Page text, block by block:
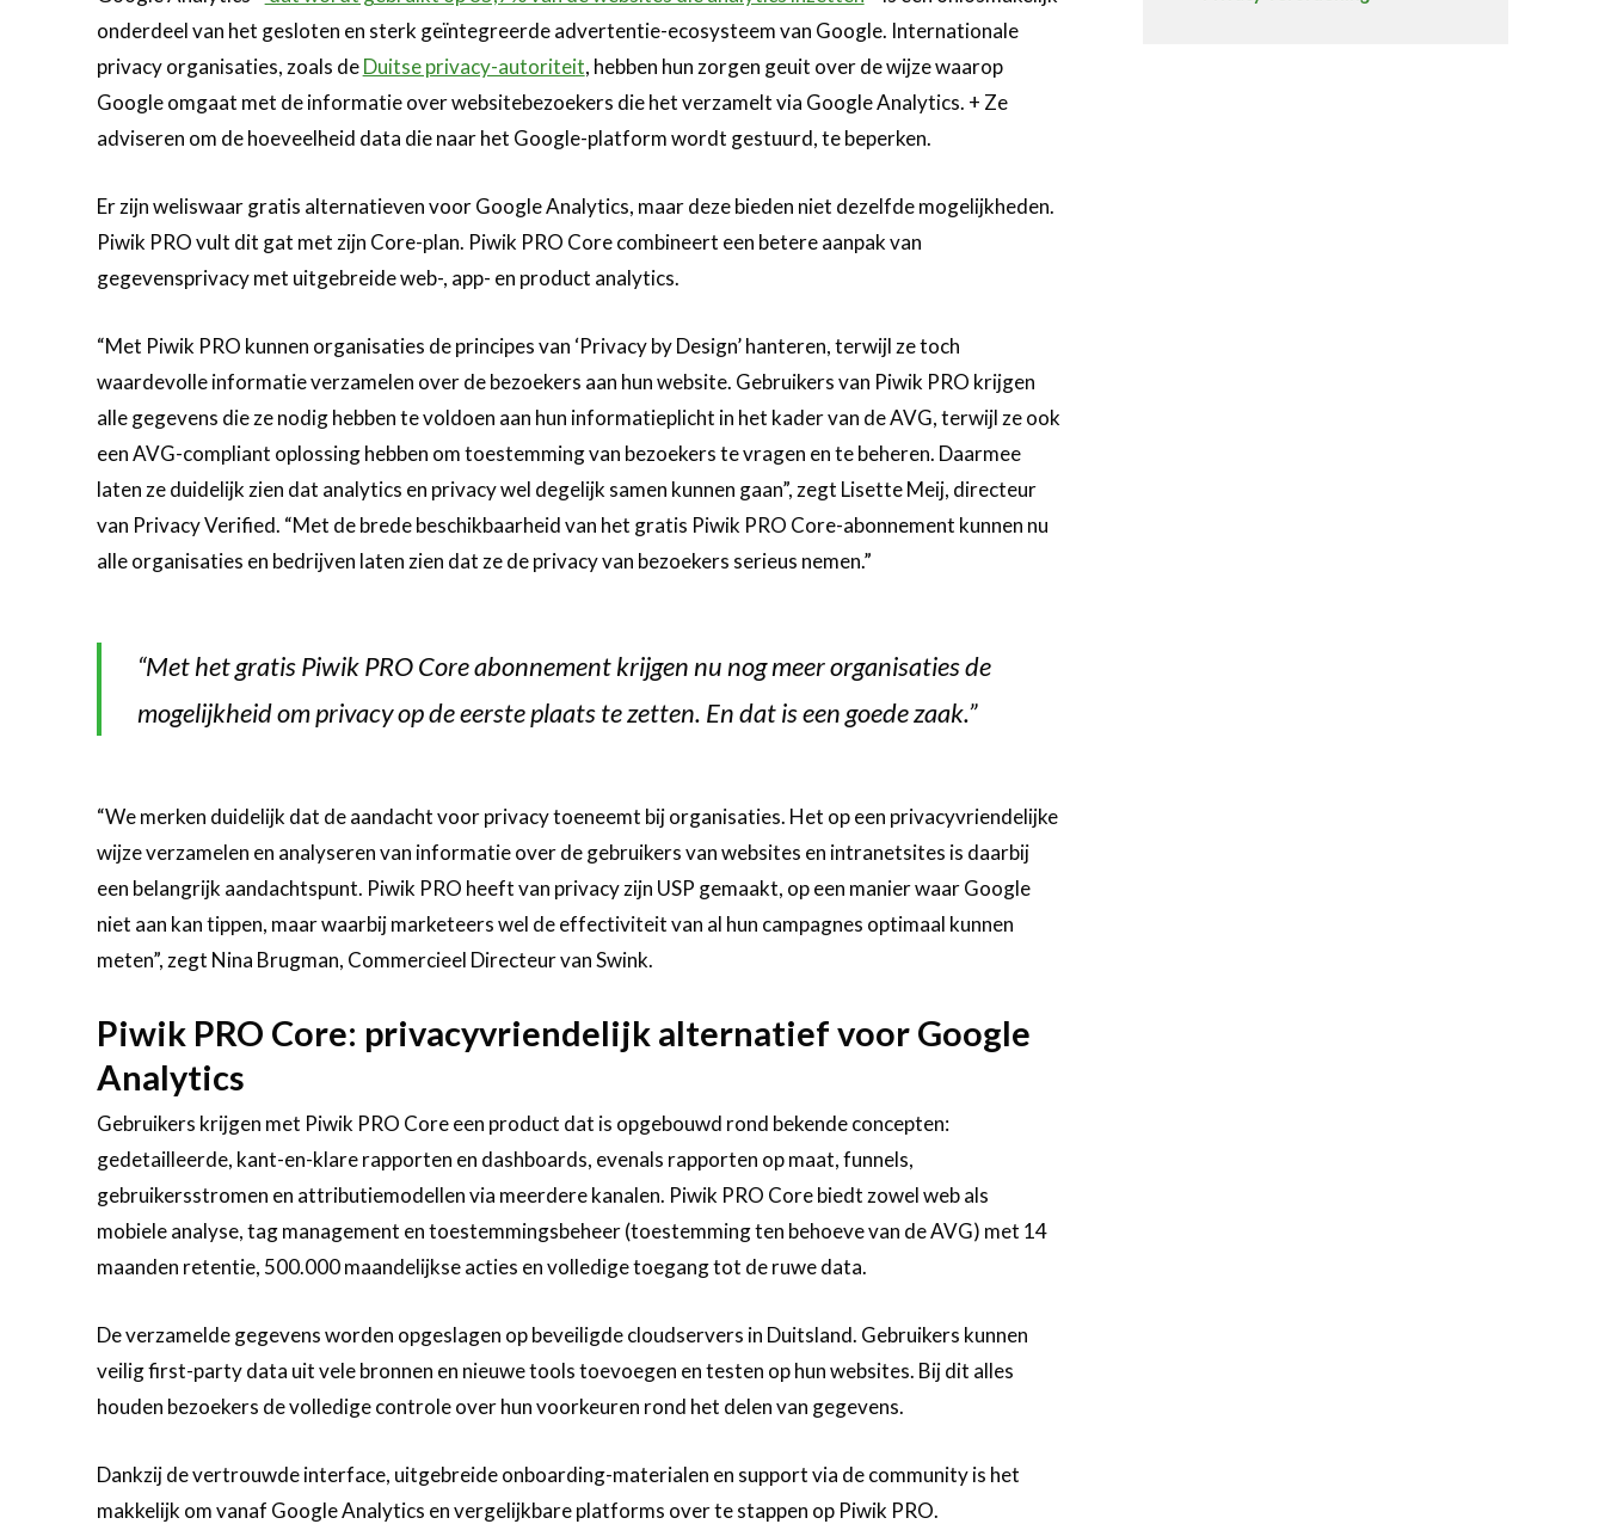
onderdeel van het gesloten en sterk geïntegreerde advertentie-ecosysteem van Google. Internationale
privacy organisaties, zoals deDuitse privacy-autoriteit, hebben hun zorgen geuit over de wijze waarop
Google omgaat met de informatie over websitebezoekers die het verzamelt via Google Analytics. + Ze
adviseren om de hoeveelheid data die naar het Google-platform wordt gestuurd, te beperken.
Er zijn weliswaar gratis alternatieven voor Google Analytics, maar deze bieden niet dezelfde mogelijkheden.
Piwik PRO vult dit gat met zijn Core-plan. Piwik PRO Core combineert een betere aanpak van
gegevensprivacy met uitgebreide web-, app- en product analytics.
“Met Piwik PRO kunnen organisaties de principes van ‘Privacy by Design’ hanteren, terwijl ze toch
waardevolle informatie verzamelen over de bezoekers aan hun website. Gebruikers van Piwik PRO krijgen
alle gegevens die ze nodig hebben te voldoen aan hun informatieplicht in het kader van de AVG, terwijl ze ook
een AVG-compliant oplossing hebben om toestemming van bezoekers te vragen en te beheren. Daarmee
laten ze duidelijk zien dat analytics en privacy wel degelijk samen kunnen gaan”, zegt Lisette Meij, directeur
van Privacy Verified. “Met de brede beschikbaarheid van het gratis Piwik PRO Core-abonnement kunnen nu
alle organisaties en bedrijven laten zien dat ze de privacy van bezoekers serieus nemen.”
“Met het gratis Piwik PRO Core abonnement krijgen nu nog meer organisaties de
mogelijkheid om privacy op de eerste plaats te zetten. En dat is een goede zaak.”
“We merken duidelijk dat de aandacht voor privacy toeneemt bij organisaties. Het op een privacyvriendelijke
wijze verzamelen en analyseren van informatie over de gebruikers van websites en intranetsites is daarbij
een belangrijk aandachtspunt. Piwik PRO heeft van privacy zijn USP gemaakt, op een manier waar Google
niet aan kan tippen, maar waarbij marketeers wel de effectiviteit van al hun campagnes optimaal kunnen
meten”, zegt Nina Brugman, Commercieel Directeur van Swink.
Piwik PRO Core: privacyvriendelijk alternatief voor Google
Analytics
Gebruikers krijgen met Piwik PRO Core een product dat is opgebouwd rond bekende concepten:
gedetailleerde, kant-en-klare rapporten en dashboards, evenals rapporten op maat, funnels,
gebruikersstromen en attributiemodellen via meerdere kanalen. Piwik PRO Core biedt zowel web als
mobiele analyse, tag management en toestemmingsbeheer (toestemming ten behoeve van de AVG) met 14
maanden retentie, 500.000 maandelijkse acties en volledige toegang tot de ruwe data.
De verzamelde gegevens worden opgeslagen op beveiligde cloudservers in Duitsland. Gebruikers kunnen
veilig first-party data uit vele bronnen en nieuwe tools toevoegen en testen op hun websites. Bij dit alles
houden bezoekers de volledige controle over hun voorkeuren rond het delen van gegevens.
Dankzij de vertrouwde interface, uitgebreide onboarding-materialen en support via de community is het
makkelijk om vanaf Google Analytics en vergelijkbare platforms over te stappen op Piwik PRO.